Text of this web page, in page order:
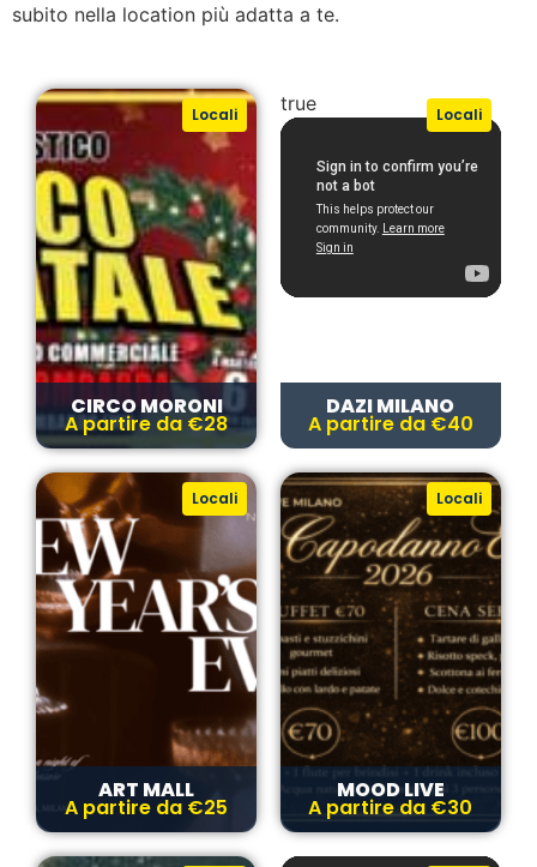
subito nella location più adatta a te.
Locali
CIRCO MORONI
A partire da €28
true Locali
DAZI MILANO
A partire da €40
Locali
ART MALL
A partire da €25
Locali
MOOD LIVE
A partire da €30